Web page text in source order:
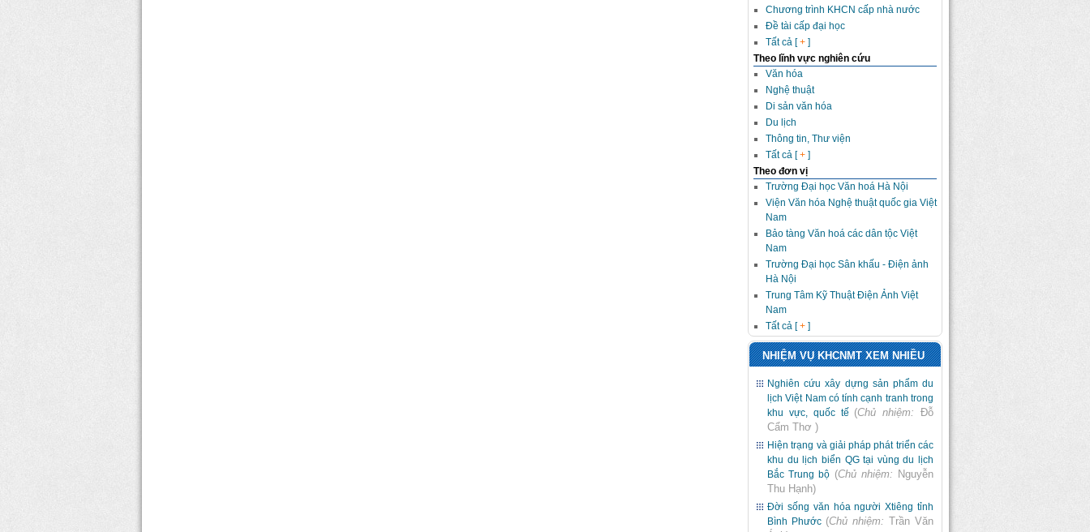
Chương trình KHCN cấp nhà nước
Đề tài cấp đại học
Tất cả [+ ]
Theo lĩnh vực nghiên cứu
Văn hóa
Nghệ thuật
Di sản văn hóa
Du lịch
Thông tin, Thư viện
Tất cả [+ ]
Theo đơn vị
Trường Đại học Văn hoá Hà Nội
Viện Văn hóa Nghệ thuật quốc gia Việt
Nam
Bảo tàng Văn hoá các dân tộc Việt
Nam
Trường Đại học Sân khấu - Điện ảnh
Hà Nội
Trung Tâm Kỹ Thuật Điện Ảnh Việt
Nam
Tất cả [+ ]
NHIỆM VỤ KHCNMT XEM NHIỀU
Nghiên cứu xây dựng sản phẩm du
lịch Việt Nam có tính cạnh tranh trong
khu vực, quốc tế (Chủ nhiệm:
Đỗ
Cẩm Thơ )
Hiện trạng và giải pháp phát triển các
khu du lịch biển QG tại vùng du lịch
Bắc Trung bộ (Chủ nhiệm: Nguyễn
Thu Hạnh)
Đời sống văn hóa người Xtiêng tỉnh
Bình Phước (Chủ nhiệm: Trần Văn